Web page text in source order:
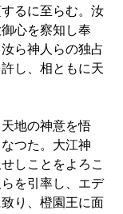
るに至らむ。汝
心を察知し奉
ら神人らの独占
し、相ともに天
地の神意を悟
つた。大江神
しことをよろこ
を引率し、エデ
り、橙園王に面